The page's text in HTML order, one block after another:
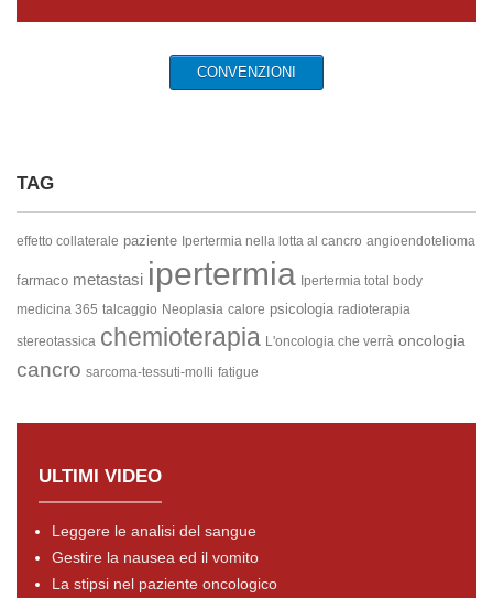
CONVENZIONI
TAG
effetto collaterale paziente Ipertermia nella lotta al cancro angioendotelioma
farmaco metastasi ipertermia Ipertermia total body
medicina 365 talcaggio Neoplasia calore psicologia radioterapia
stereotassica chemioterapia L'oncologia che verrà oncologia
cancro sarcoma-tessuti-molli fatigue
ULTIMI VIDEO
Leggere le analisi del sangue
Gestire la nausea ed il vomito
La stipsi nel paziente oncologico